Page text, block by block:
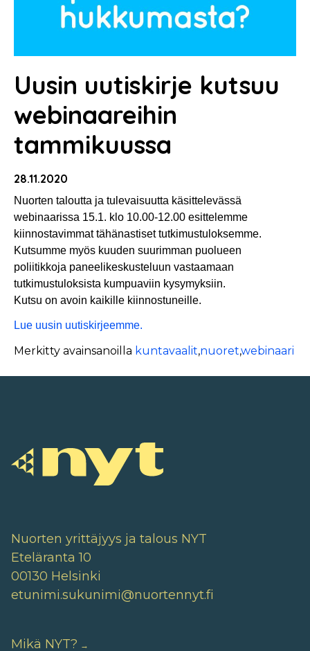
Uusin uutiskirje kutsuu
webinaareihin
tammikuussa
28.11.2020
Nuorten taloutta ja tulevaisuutta käsittelevässä
webinaarissa 15.1. klo 10.00-12.00 esittelemme
kiinnostavimmat tähänastiset tutkimustuloksemme.
Kutsumme myös kuuden suurimman puolueen
poliitikkoja paneelikeskusteluun vastaamaan
tutkimustuloksista kumpuaviin kysymyksiin.
Kutsu on avoin kaikille kiinnostuneille.
Lue uusin uutiskirjeemme.
Merkitty avainsanoilla kuntavaalit,nuoret,webinaari
Nuorten yrittäjyys ja talous NYT
Eteläranta 10
00130 Helsinki
etunimi.sukunimi@nuortennyt.fi
Mikä NYT?